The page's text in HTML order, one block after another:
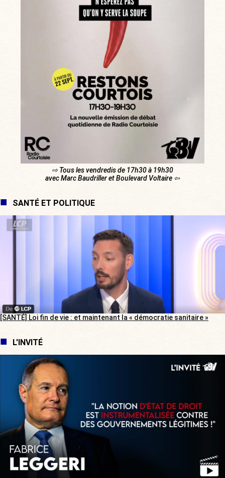
⇨ Tous les vendredis de 17h30 à 19h30
avec Marc Baudriller et Boulevard Voltaire ⇦
SANTÉ ET POLITIQUE
[SANTÉ] Loi fin de vie : et maintenant la « démocratie sanitaire »
L'INVITÉ